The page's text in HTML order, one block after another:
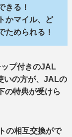
きる！
かマイル、 ど
ためられる！
プ付きのJAL
いの方が、JALの
の特典が受けら
の相互交換がで